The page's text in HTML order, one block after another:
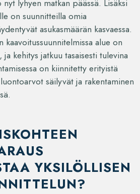
lyhyen matkan päässä. Lisäksi
on suunnitteilla omia
asukasmäärän kasvaessa.
kaavoitussuunnitelmissa alue on
ja kehitys jatkuu tasaisesti tulevina
on kiinnitetty erityistä
säilyvät ja rakentaminen
YKSILÖLLISEN